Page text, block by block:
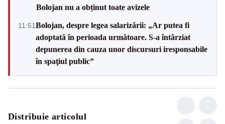
Bolojan nu a obținut toate avizele
11:51Bolojan, despre legea salarizării: „Ar putea fi
adoptată în perioada următoare. S-a întârziat
depunerea din cauza unor discursuri iresponsabile
în spaţiul public”
Distribuie articolul